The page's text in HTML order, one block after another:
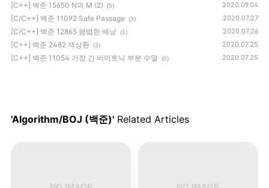
[C++] 백준 15650 N과 M (2) (5) 2020.09.04
[C/C++] 백준 11092 Safe Passage (3) 2020.07.27
[C/C++] 백준 12865 평범한 배낭 (1) 2020.07.26
[C++] 백준 2482 색상환 (3) 2020.07.25
[C++] 백준 11054 가장 긴 바이토닉 부분 수열 (0) 2020.07.25
'Algorithm/BOJ (백준)' Related Articles